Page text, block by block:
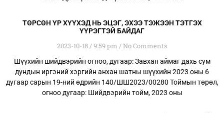
ТӨРСӨН ҮР ХҮҮХЭД НЬ ЭЦЭГ, ЭХЭЭ ТЭЖЭЭН ТЭТГЭХ
ҮҮРЭГТЭЙ БАЙДАГ
2023-10-18 9:59 pm No Comments
Шүүхийн шийдвэрийн огноо, дугаар: Завхан аймаг дахь сум
дундын иргэний хэргийн анхан шатны шүүхийн 2023 оны 6
дугаар сарын 19-ний өдрийн 140/ШШ2023/00280 Тоймын төрөл,
огноо дугаар: Шийдвэрийн тойм, 2023 оны